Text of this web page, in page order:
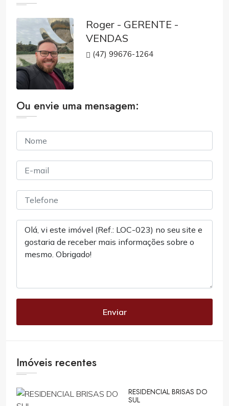
Roger - GERENTE -
VENDAS
(47) 99676-1264
Ou envie uma mensagem:
Enviar
Imóveis recentes
RESIDENCIAL BRISAS DO
SUL